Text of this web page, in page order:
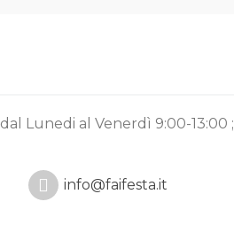
dal Lunedi al Venerdì 9:00-13:00 ;
info@faifesta.it